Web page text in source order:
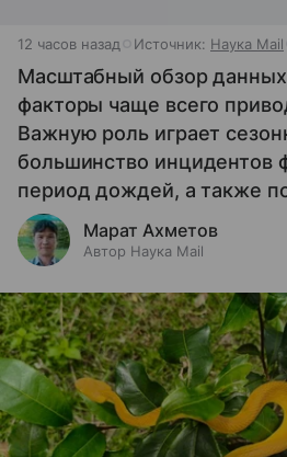
12 часов назад Источник: Наука Mail
Масштабный обзор данных
факторы чаще всего
Важную роль играет
большинство инцидентов
период дождей, а также
Марат Ахметов
Автор Наука Mail